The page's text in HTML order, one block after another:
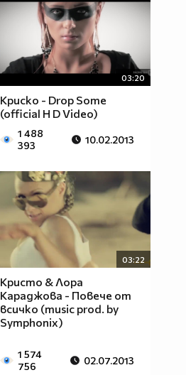
03:20
Криско - Drop Some
(official H D Video)
1 488
393
10.02.2013
03:22
Кристо & Лора
Караджова - Повече от
всичко (music prod. by
Symphonix)
1 574
756
02.07.2013